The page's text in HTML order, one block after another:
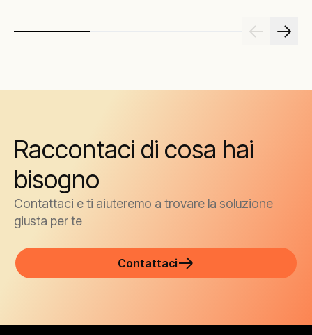
Raccontaci di cosa hai
bisogno
Contattaci e ti aiuteremo a trovare la soluzione
giusta per te
Contattaci